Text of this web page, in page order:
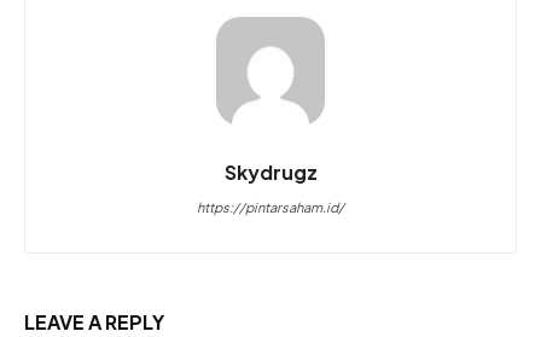
Skydrugz
https://pintarsaham.id/
LEAVE A REPLY